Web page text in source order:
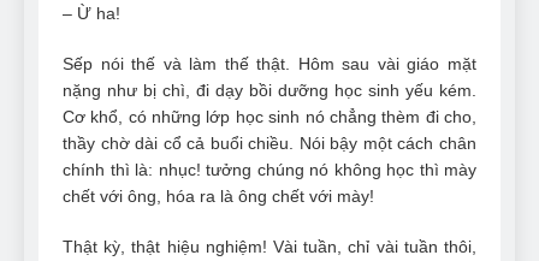
– Ừ ha!
Sếp nói thế và làm thế thật. Hôm sau vài giáo mặt
nặng như bị chì, đi dạy bồi dưỡng học sinh yếu kém.
Cơ khổ, có những lớp học sinh nó chẳng thèm đi cho,
thầy chờ dài cổ cả buổi chiều. Nói bậy một cách chân
chính thì là: nhục! tưởng chúng nó không học thì mày
chết với ông, hóa ra là ông chết với mày!
Thật kỳ, thật hiệu nghiệm! Vài tuần, chỉ vài tuần thôi,